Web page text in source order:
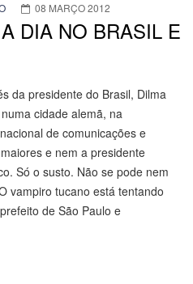
08 MARÇO 2012
DIA NO BRASIL E
da presidente do Brasil, Dilma
cidade alemã, na
de comunicações e
e nem a presidente
Só o susto. Não se pode nem
vampiro tucano está tentando
de São Paulo e